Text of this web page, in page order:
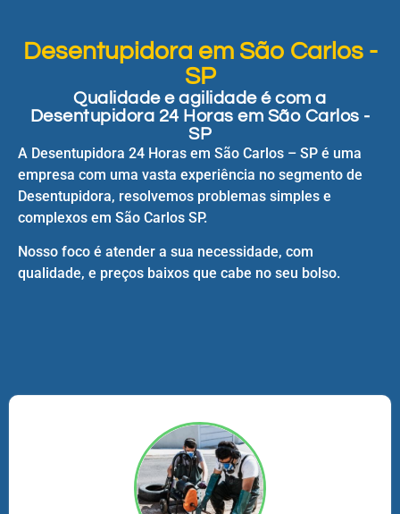
Desentupidora em São Carlos -
SP
Qualidade e agilidade é com a
Desentupidora 24 Horas em São Carlos -
SP
A Desentupidora 24 Horas em São Carlos – SP é uma
empresa com uma vasta experiência no segmento de
Desentupidora, resolvemos problemas simples e
complexos em São Carlos SP.
Nosso foco é atender a sua necessidade, com
qualidade, e preços baixos que cabe no seu bolso.